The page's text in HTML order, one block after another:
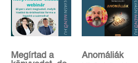
Megírtad a
Anomáliák